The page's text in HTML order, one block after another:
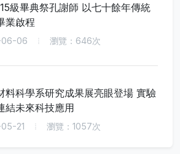
級畢典祭孔謝師 以七十餘年傳統
業啟程
06 瀏覽：646次
料科學系研究成果展亮眼登場 實驗
結未來科技應用
21 瀏覽：1057次